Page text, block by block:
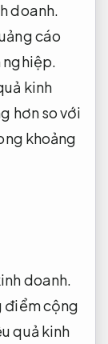
doanh.
cáo
nghiệp.
kinh
hơn so với
khoảng
doanh.
điểm cộng
quả kinh